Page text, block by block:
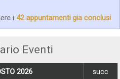
i 42 appuntamenti gia conclusi.
Eventi
2026
succ